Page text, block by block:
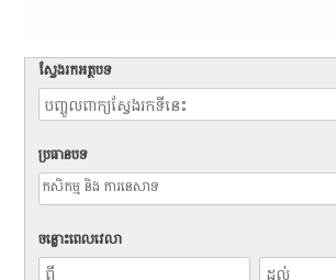
ស្វែងរកអត្ថបទ
ប្រធានបទ
ចន្លោះពេលវេលា